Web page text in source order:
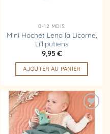
0-12 MOIS
Mini Hochet Lena la Licorne,
Lilliputiens
9,95€
AJOUTER AU PANIER
Ajouter
à la
liste